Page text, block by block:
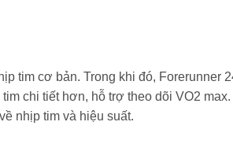
tim cơ bản. Trong khi đó, Forerunner
chi tiết hơn, hỗ trợ theo dõi VO2 max.
nhịp tim và hiệu suất.